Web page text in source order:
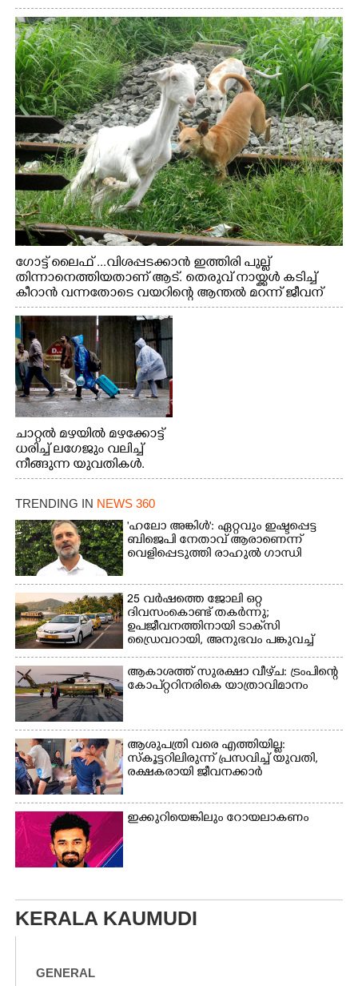
ഗോട്ട് ലൈഫ് ...വിശപ്പടക്കാൻ ഇത്തിരി പുല്ല്
തിന്നാനെത്തിയതാണ് ആട്. തെരുവ് നായ്ക്കൾ കടിച്ച്
കീറാൻ വന്നതോടെ വയറിന്റെ ആന്തൽ മറന്ന് ജീവന്
വേണ്ടിയായി ഓട്ടം. എറണാകുളം വാത്തുരുത്തിയിൽ
നിന്നുള്ള കാഴ്ച
ചാറ്റൽ മഴയിൽ മഴക്കോട്ട്
ധരിച്ച് ലഗേജും വലിച്ച്
നീങ്ങുന്ന യുവതികൾ.
എറണാകുളം മേനകയിൽ
നിന്നുള്ള കാഴ്ച
TRENDING IN NEWS 360
'ഹലോ അങ്കിൾ': ഏറ്റവും ഇഷ്ടപ്പെട്ട
ബിജെപി നേതാവ് ആരാണെന്ന്
വെളിപ്പെടുത്തി രാഹുൽ ഗാന്ധി
25 വർഷത്തെ ജോലി ഒറ്റ
ദിവസംകൊണ്ട് തകർന്നു;
ഉപജീവനത്തിനായി ടാക്‌സി
ഡ്രൈവറായി,​ അനുഭവം പങ്കുവച്ച്
യുവതി
ആകാശത്ത് സുരക്ഷാ വീഴ്‌ച: ട്രംപിന്റെ
കോ‌പ്‌റ്ററിനരികെ യാത്രാവിമാനം
ആശുപത്രി വരെ എത്തിയില്ല:
സ്കൂട്ടറിലിരുന്ന് പ്രസവിച്ച് യുവതി,
രക്ഷകരായി ജീവനക്കാർ
ഇക്കുറിയെങ്കിലും റോയലാകണം
KERALA KAUMUDI
GENERAL